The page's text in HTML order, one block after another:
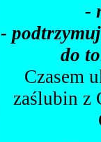
-
-
do
Czasem
zaślubin z